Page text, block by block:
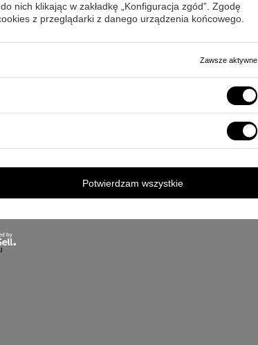
nich klikając w zakładkę „Konfiguracja zgód”. Zgodę
z przeglądarki z danego urządzenia końcowego.
Zawsze aktywne
Potwierdzam wszystkie